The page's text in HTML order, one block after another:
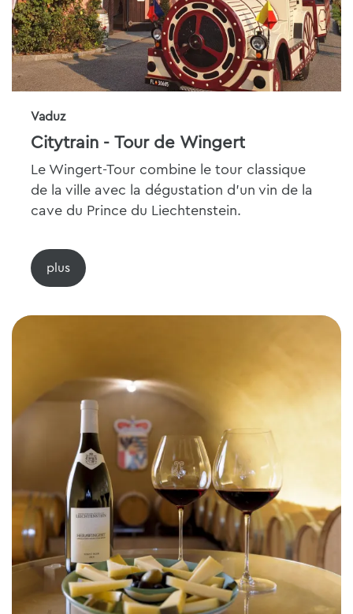
Vaduz
Citytrain - Tour de Wingert
Le Wingert-Tour combine le tour classique
de la ville avec la dégustation d'un vin de la
cave du Prince du Liechtenstein.